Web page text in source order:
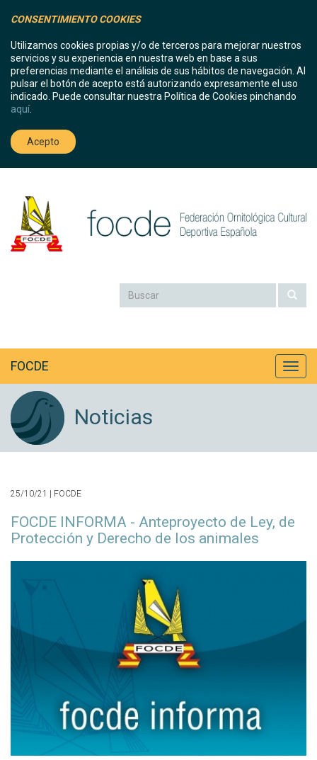
FOCDE
Noticias
25/10/21 | FOCDE
FOCDE INFORMA - Anteproyecto de Ley, de
Protección y Derecho de los animales
CONSENTIMIENTO COOKIES
Utilizamos cookies propias y/o de terceros para mejorar nuestros
servicios y su experiencia en nuestra web en base a sus
preferencias mediante el análisis de sus hábitos de navegación. Al
pulsar el botón de acepto está autorizando expresamente el uso
indicado. Puede consultar nuestra Política de Cookies pinchando
aquí
Acepto